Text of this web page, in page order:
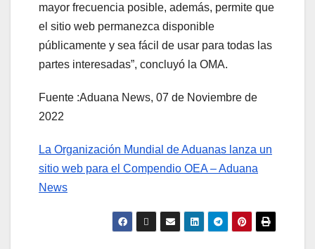
mayor frecuencia posible, además, permite que
el sitio web permanezca disponible
públicamente y sea fácil de usar para todas las
partes interesadas”, concluyó la OMA.
Fuente :Aduana News, 07 de Noviembre de
2022
La Organización Mundial de Aduanas lanza un
sitio web para el Compendio OEA – Aduana
News